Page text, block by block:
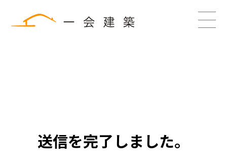
送信を完了しました。